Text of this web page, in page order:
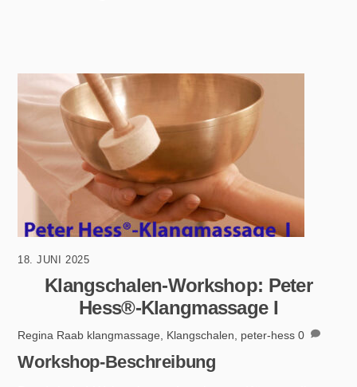
18. JUNI 2025
Klangschalen-Workshop: Peter
Hess®-Klangmassage I
Regina Raab klangmassage, Klangschalen, peter-hess 0
Workshop-Beschreibung